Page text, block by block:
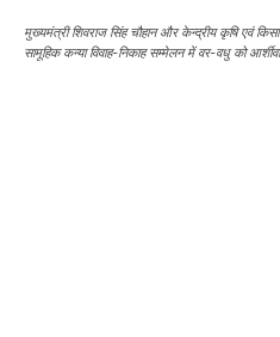
मुख्यमंत्री शिवराज सिंह चौहान और केन्द्रीय कृषि एवं
सामूहिक कन्या विवाह-निकाह सम्मेलन में वर-वधु को